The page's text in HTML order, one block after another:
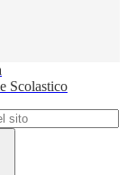
Scolastico